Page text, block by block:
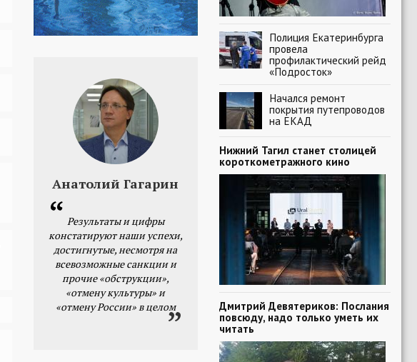
Анатолий Гагарин
Результаты и цифры
констатируют наши успехи,
достигнутые, несмотря на
всевозможные санкции и
прочие «обструкции»,
«отмену культуры» и
«отмену России» в целом
Полиция Екатеринбурга
провела
профилактический рейд
«Подросток»
Начался ремонт
покрытия путепроводов
на ЕКАД
Нижний Тагил станет столицей
короткометражного кино
Дмитрий Девятериков: Послания
повсюду, надо только уметь их
читать